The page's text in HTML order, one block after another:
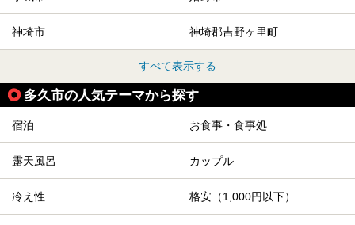
神埼市 神埼郡吉野ヶ里町
すべて表示する
多久市の人気テーマから探す
宿泊 お食事・食事処
露天風呂 カップル
冷え性 格安（1,000円以下）